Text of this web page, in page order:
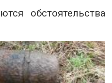
обстоятельства